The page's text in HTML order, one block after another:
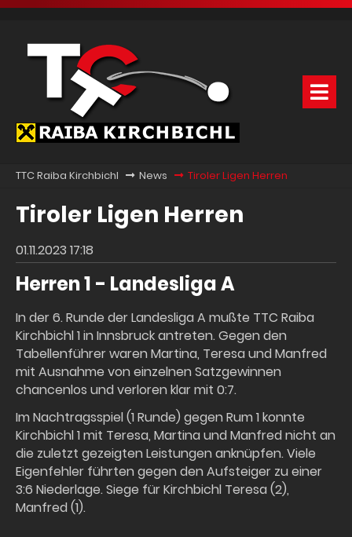
TTC Raiba Kirchbichl News Tiroler Ligen Herren
Tiroler Ligen Herren
01.11.2023 17:18
Herren 1 - Landesliga A
In der 6. Runde der Landesliga A mußte TTC Raiba
Kirchbichl 1 in Innsbruck antreten. Gegen den
Tabellenführer waren Martina, Teresa und Manfred
mit Ausnahme von einzelnen Satzgewinnen
chancenlos und verloren klar mit 0:7.
Im Nachtragsspiel (1 Runde) gegen Rum 1 konnte
Kirchbichl 1 mit Teresa, Martina und Manfred nicht an
die zuletzt gezeigten Leistungen anknüpfen. Viele
Eigenfehler führten gegen den Aufsteiger zu einer
3:6 Niederlage. Siege für Kirchbichl Teresa (2),
Manfred (1).